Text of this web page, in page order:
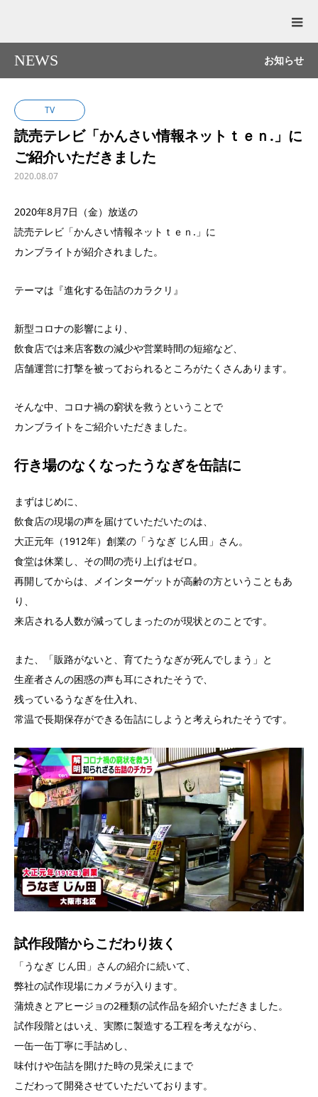
NEWS お知らせ
TV
読売テレビ「かんさい情報ネットｔｅｎ.」に
ご紹介いただきました
2020.08.07
2020年8月7日（金）放送の
読売テレビ「かんさい情報ネットｔｅｎ.」に
カンブライトが紹介されました。
テーマは『進化する缶詰のカラクリ』
新型コロナの影響により、
飲食店では来店客数の減少や営業時間の短縮など、
店舗運営に打撃を被っておられるところがたくさんあります。
そんな中、コロナ禍の窮状を救うということで
カンブライトをご紹介いただきました。
行き場のなくなったうなぎを缶詰に
まずはじめに、
飲食店の現場の声を届けていただいたのは、
大正元年（1912年）創業の「うなぎ じん田」さん。
食堂は休業し、その間の売り上げはゼロ。
再開してからは、メインターゲットが高齢の方ということもあ
り、
来店される人数が減ってしまったのが現状とのことです。
また、「販路がないと、育てたうなぎが死んでしまう」と
生産者さんの困惑の声も耳にされたそうで、
残っているうなぎを仕入れ、
常温で長期保存ができる缶詰にしようと考えられたそうです。
試作段階からこだわり抜く
「うなぎ じん田」さんの紹介に続いて、
弊社の試作現場にカメラが入ります。
蒲焼きとアヒージョの2種類の試作品を紹介いただきました。
試作段階とはいえ、実際に製造する工程を考えながら、
一缶一缶丁寧に手詰めし、
味付けや缶詰を開けた時の見栄えにまで
こだわって開発させていただいております。